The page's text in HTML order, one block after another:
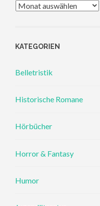
Archiv
KATEGORIEN
Belletristik
Historische Romane
Hörbücher
Horror & Fantasy
Humor